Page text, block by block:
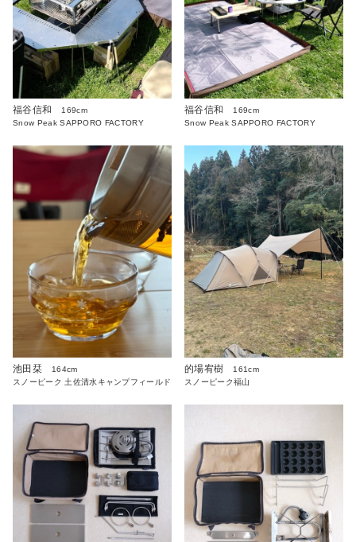
福谷信和
169cm
Snow Peak SAPPORO FACTORY
福谷信和
169cm
Snow Peak SAPPORO FACTORY
池田栞
164cm
スノーピーク 土佐清水キャンプフィールド
的場宥樹
161cm
スノーピーク福山